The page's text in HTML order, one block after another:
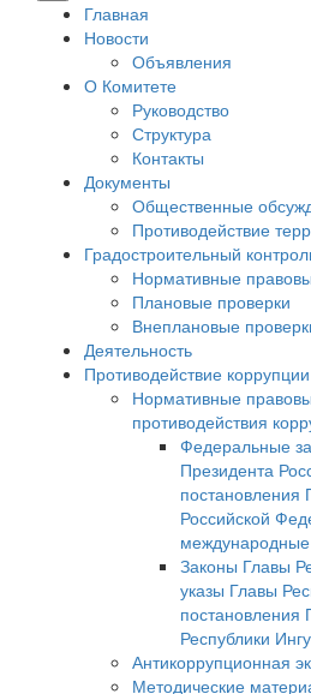
Главная
Новости
Объявления
О Комитете
Руководство
Структура
Контакты
Документы
Общественные
Противодействие
Градостроительный
Нормативные
Плановые проверки
Внеплановые
Деятельность
Противодействие коррупции
Нормативные
противодействия
Федеральные
Президента
постановления
Российской
Законы Главы
указы Главы
постановления
Республики
Антикоррупционная
Методические